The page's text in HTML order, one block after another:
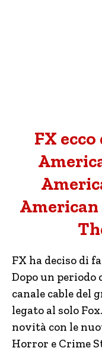
FX
FX ha deciso di
Dopo un
canale cable del
legato al solo
novità con le
Horror e Crime